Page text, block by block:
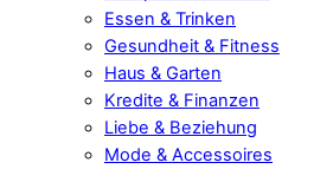
Essen & Trinken
Gesundheit & Fitness
Haus & Garten
Kredite & Finanzen
Liebe & Beziehung
Mode & Accessoires